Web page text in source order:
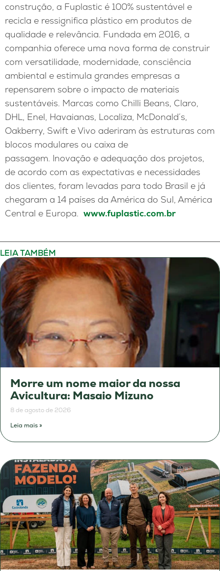
construção, a Fuplastic é 100% sustentável e
recicla e ressignifica plástico em produtos de
qualidade e relevância. Fundada em 2016, a
companhia oferece uma nova forma de construir
com versatilidade, modernidade, consciência
ambiental e estimula grandes empresas a
repensarem sobre o impacto de materiais
sustentáveis. Marcas como Chilli Beans, Claro,
DHL, Enel, Havaianas, Localiza, McDonald´s,
Oakberry, Swift e Vivo aderiram às estruturas com
blocos modulares ou caixa de
passagem. Inovação e adequação dos projetos,
de acordo com as expectativas e necessidades
dos clientes, foram levadas para todo Brasil e já
chegaram a 14 países da América do Sul, América
Central e Europa. www.fuplastic.com.br
LEIA TAMBÉM
Morre um nome maior da nossa
Avicultura: Masaio Mizuno
8 de agosto de 2026
Leia mais »